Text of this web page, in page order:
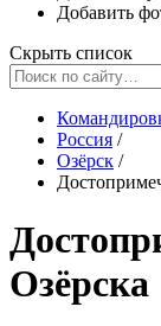
Добавить
Скрыть список
Россия /
Озёрск /
Озёрска